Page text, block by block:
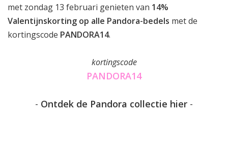
met zondag 13 februari genieten van 14%
Valentijnskorting op alle Pandora-bedels met de
kortingscode PANDORA14.
kortingscode
PANDORA14
- Ontdek de Pandora collectie hier -